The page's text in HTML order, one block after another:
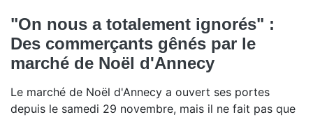
"On nous a totalement ignorés" :
Des commerçants gênés par le
marché de Noël d'Annecy
Le marché de Noël d'Annecy a ouvert ses portes
depuis le samedi 29 novembre, mais il ne fait pas que